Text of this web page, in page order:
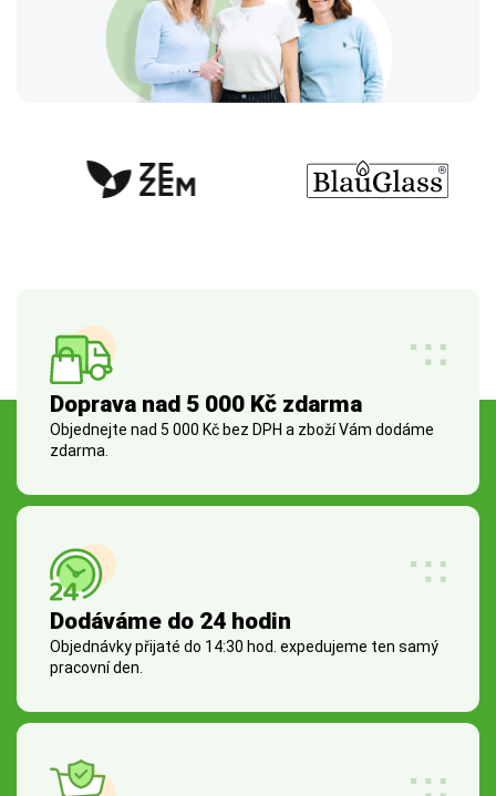
Doprava nad 5 000 Kč zdarma
Objednejte nad 5 000 Kč bez DPH a zboží Vám dodáme
zdarma.
Dodáváme do 24 hodin
Objednávky přijaté do 14:30 hod. expedujeme ten samý
pracovní den.